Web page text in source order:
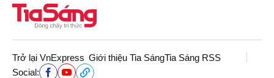
Trở lại VnExpress Giới thiệu Tia SángTia Sáng RSS
Social: